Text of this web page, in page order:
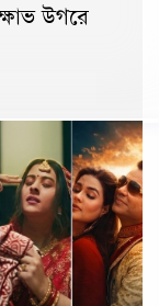
উগরে